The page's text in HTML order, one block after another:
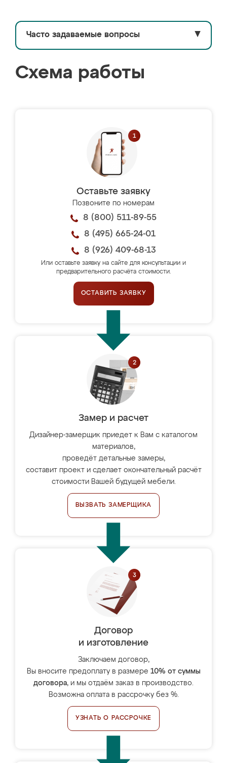
Часто задаваемые вопросы ▼
Схема работы
Оставьте заявку
Позвоните по номерам
8 (800) 511-89-55
8 (495) 665-24-01
8 (926) 409-68-13
Или оставьте заявку на сайте для консультации и
предварительного расчёта стоимости.
ОСТАВИТЬ ЗАЯВКУ
Замер и расчет
Дизайнер-замерщик приедет к Вам с каталогом
материалов,
проведёт детальные замеры,
составит проект и сделает окончательный расчёт
стоимости Вашей будущей мебели.
ВЫЗВАТЬ ЗАМЕРЩИКА
Договор
и изготовление
Заключаем договор,
Вы вносите предоплату в размере 10% от суммы
договора, и мы отдаём заказ в производство.
Возможна оплата в рассрочку без %.
УЗНАТЬ О РАССРОЧКЕ